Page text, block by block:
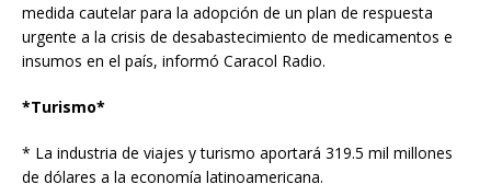
medida cautelar para la adopción de un plan de respuesta
urgente a la crisis de desabastecimiento de medicamentos e
insumos en el país, informó Caracol Radio.
*Turismo*
* La industria de viajes y turismo aportará 319.5 mil millones
de dólares a la economía latinoamericana.